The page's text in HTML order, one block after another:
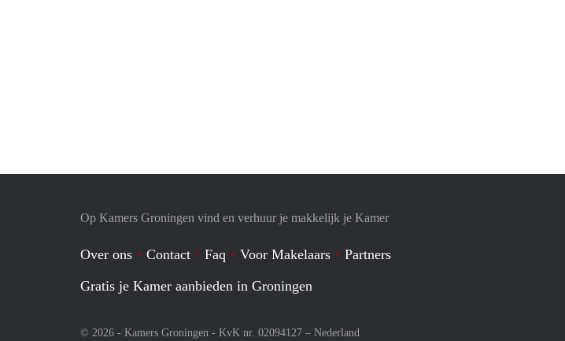
Op Kamers Groningen vind en verhuur je makkelijk je Kamer
Over ons Contact Faq Voor Makelaars
Partners
Gratis je Kamer aanbieden in Groningen
© 2026 - Kamers Groningen - KvK nr. 02094127 – Nederland